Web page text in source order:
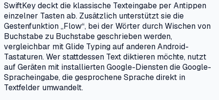
SwiftKey deckt die klassische Texteingabe per Antippen
einzelner Tasten ab. Zusätzlich unterstützt sie die
Gestenfunktion „Flow“, bei der Wörter durch Wischen von
Buchstabe zu Buchstabe geschrieben werden,
vergleichbar mit Glide Typing auf anderen Android-
Tastaturen. Wer stattdessen Text diktieren möchte, nutzt
auf Geräten mit installierten Google-Diensten die Google-
Spracheingabe, die gesprochene Sprache direkt in
Textfelder umwandelt.